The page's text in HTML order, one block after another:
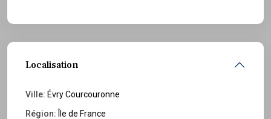
Localisation
Ville: Évry Courcouronne
Région:
Île de France